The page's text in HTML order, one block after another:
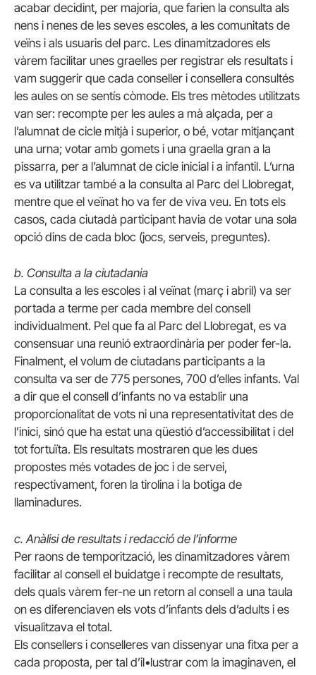
acabar decidint, per majoria, que farien la consulta als
nens i nenes de les seves escoles, a les comunitats de
veïns i als usuaris del parc. Les dinamitzadores els
vàrem facilitar unes graelles per registrar els resultats i
vam suggerir que cada conseller i consellera consultés
les aules on se sentís còmode. Els tres mètodes utilitzats
van ser: recompte per les aules a mà alçada, per a
l’alumnat de cicle mitjà i superior, o bé, votar mitjançant
una urna; votar amb gomets i una graella gran a la
pissarra, per a l’alumnat de cicle inicial i a infantil. L’urna
es va utilitzar també a la consulta al Parc del Llobregat,
mentre que el veïnat ho va fer de viva veu. En tots els
casos, cada ciutadà participant havia de votar una sola
opció dins de cada bloc (jocs, serveis, preguntes).
b. Consulta a la ciutadania
La consulta a les escoles i al veïnat (març i abril) va ser
portada a terme per cada membre del consell
individualment. Pel que fa al Parc del Llobregat, es va
consensuar una reunió extraordinària per poder fer-la.
Finalment, el volum de ciutadans participants a la
consulta va ser de 775 persones, 700 d’elles infants. Val
a dir que el consell d’infants no va establir una
proporcionalitat de vots ni una representativitat des de
l’inici, sinó que ha estat una qüestió d’accessibilitat i del
tot fortuïta. Els resultats mostraren que les dues
propostes més votades de joc i de servei,
respectivament, foren la tirolina i la botiga de
llaminadures.
c. Anàlisi de resultats i redacció de l’informe
Per raons de temporització, les dinamitzadores vàrem
facilitar al consell el buidatge i recompte de resultats,
dels quals vàrem fer-ne un retorn al consell a una taula
on es diferenciaven els vots d’infants dels d’adults i es
visualitzava el total.
Els consellers i conselleres van dissenyar una fitxa per a
cada proposta, per tal d’il•lustrar com la imaginaven, el